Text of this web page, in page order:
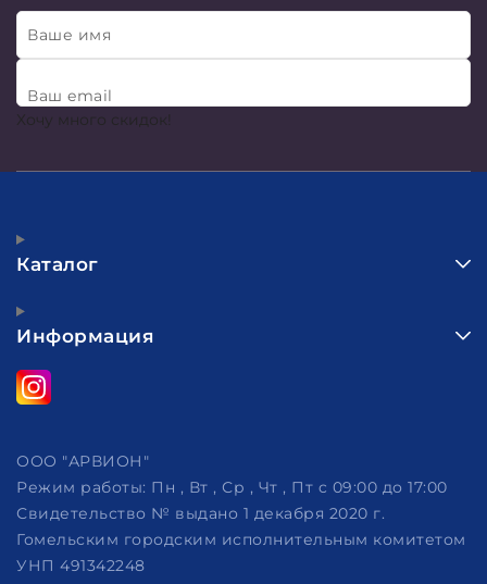
Ваше имя
Ваш email
Хочу много скидок!
Каталог
Информация
ООО "АРВИОН"
Режим работы: Пн , Вт , Ср , Чт , Пт c 09:00 до 17:00
Свидетельство № выдано 1 декабря 2020 г.
Гомельским городским исполнительным комитетом
УНП 491342248